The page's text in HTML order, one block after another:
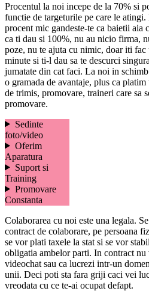
Procentul la noi incepe de la 70% si
functie de targeturile pe care le atingi.
procent mic gandeste-te ca baietii aia
ca ti dau si 100%, nu au nicio firma,
poze, nu te ajuta cu nimic, doar iti fac
minute si ti-l dau sa te descurci
jumatate din cat faci. La noi in
o gramada de avantaje, plus ca
de trimis, promovare, traineri care sa
promovare.
Sedinte
foto/video
Oferim
Aparatura
Suport si
Training
Promovare
Constanta
Colaborarea cu noi este una legala.
contract de colaborare, pe persoana
se vor plati taxele la stat si se vor
obligatia ambelor parti. In contract nu
videochat sau ca lucrezi intr-un
unii. Deci poti sta fara griji caci vei
vreodata cu ce te-ai ocupat defapt.